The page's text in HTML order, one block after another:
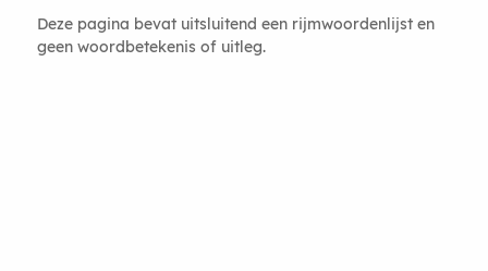
Deze pagina bevat uitsluitend een rijmwoordenlijst en
geen woordbetekenis of uitleg.